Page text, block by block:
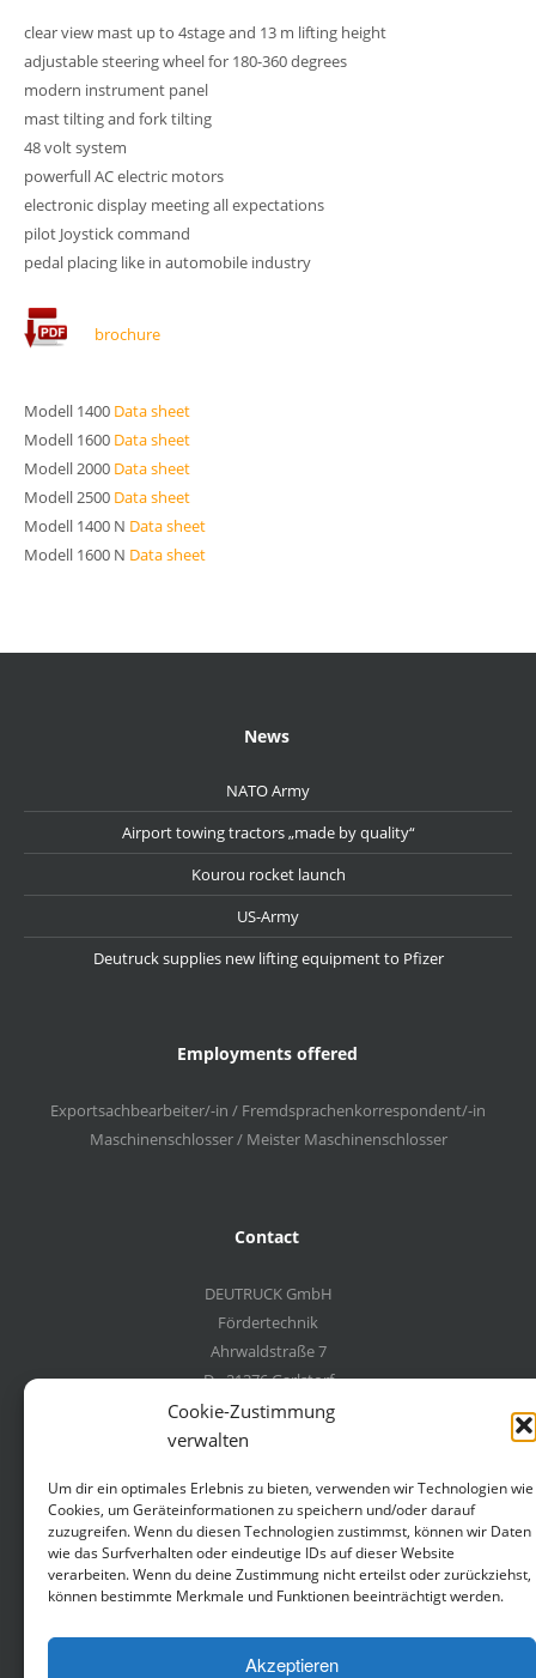
Cookie-Zustimmung
verwalten
Um dir ein optimales Erlebnis zu bieten, verwenden wir Technologien wie
Cookies, um Geräteinformationen zu speichern und/oder darauf
zuzugreifen. Wenn du diesen Technologien zustimmst, können wir Daten
wie das Surfverhalten oder eindeutige IDs auf dieser Website
verarbeiten. Wenn du deine Zustimmung nicht erteilst oder zurückziehst,
können bestimmte Merkmale und Funktionen beeinträchtigt werden.
Akzeptieren
clear view mast up to 4stage and 13 m lifting height
adjustable steering wheel for 180-360 degrees
modern instrument panel
mast tilting and fork tilting
48 volt system
powerfull AC electric motors
electronic display meeting all expectations
pilot Joystick command
pedal placing like in automobile industry
brochure
Modell 1400 Data sheet
Modell 1600 Data sheet
Modell 2000 Data sheet
Modell 2500 Data sheet
Modell 1400 N Data sheet
Modell 1600 N Data sheet
News
NATO Army
Airport towing tractors „made by quality“
Kourou rocket launch
US-Army
Deutruck supplies new lifting equipment to Pfizer
Employments offered
Exportsachbearbeiter/-in / Fremdsprachenkorrespondent/-in
Maschinenschlosser / Meister Maschinenschlosser
Contact
DEUTRUCK GmbH
Fördertechnik
Ahrwaldstraße 7
D - 21376 Garlstorf
Germany
+49 4172 6059
deutruck@deutruck.com